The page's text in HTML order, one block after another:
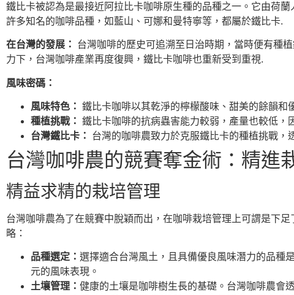
鐵比卡被認為是最接近阿拉比卡咖啡原生種的品種之一。它由荷
許多知名的咖啡品種，如藍山、可娜和曼特寧等，都屬於鐵比卡.
在台灣的發展：
台灣咖啡的歷史可追溯至日治時期，當時便有種
力下，台灣咖啡產業再度復興，鐵比卡咖啡也重新受到重視.
風味密碼：
風味特色： 鐵比卡咖啡以其乾淨的檸檬酸味、甜美的餘韻和
種植挑戰： 鐵比卡咖啡的抗病蟲害能力較弱，產量也較低，
台灣鐵比卡：
台灣的咖啡農致力於克服鐵比卡的種植挑戰
台灣咖啡農的競賽奪金術：精進
精益求精的栽培管理
台灣咖啡農為了在競賽中脫穎而出，在咖啡栽培管理上可謂是下
略：
品種選定： 選擇適合台灣風土，且具備優良風味潛力的品種
元的風味表現。
土壤管理： 健康的土壤是咖啡樹生長的基礎。台灣咖啡農會